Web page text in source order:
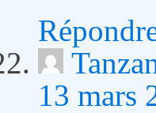
13 mars